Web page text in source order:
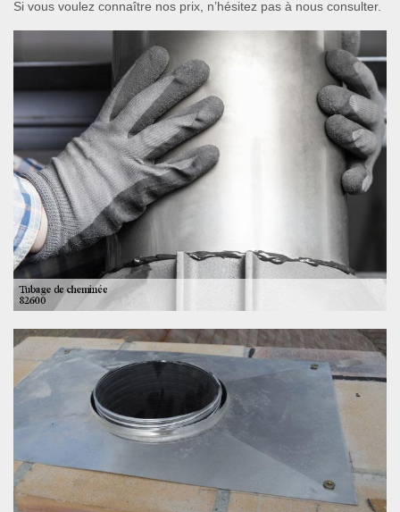
Si vous voulez connaître nos prix, n’hésitez pas à nous consulter.